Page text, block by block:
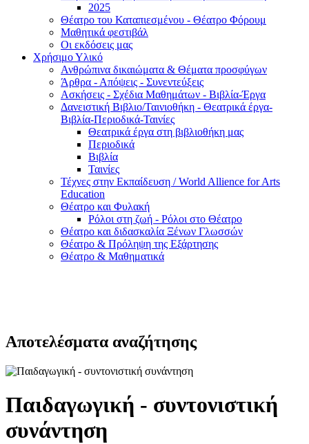
2025
Θέατρο του Καταπιεσμένου - Θέατρο Φόρουμ
Μαθητικά φεστιβάλ
Οι εκδόσεις μας
Χρήσιμο Υλικό
Ανθρώπινα δικαιώματα & Θέματα προσφύγων
Άρθρα - Απόψεις - Συνεντεύξεις
Ασκήσεις - Σχέδια Μαθημάτων - Βιβλία-Έργα
Δανειστική Βιβλιο/Ταινιοθήκη - Θεατρικά έργα-
Βιβλία-Περιοδικά-Ταινίες
Θεατρικά έργα στη βιβλιοθήκη μας
Περιοδικά
Βιβλία
Ταινίες
Τέχνες στην Εκπαίδευση / World Allience for Arts
Education
Θέατρο και Φυλακή
Ρόλοι στη ζωή - Ρόλοι στο Θέατρο
Θέατρο και διδασκαλία Ξένων Γλωσσών
Θέατρο & Πρόληψη της Εξάρτησης
Θέατρο & Μαθηματικά
Αποτελέσματα αναζήτησης
Παιδαγωγική - συντονιστική
συνάντηση